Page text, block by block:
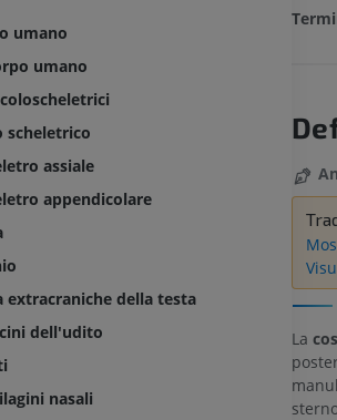
umano
umano
scheletrico
assiale
appendicolare
extracraniche della testa
dell'udito
nasali
La